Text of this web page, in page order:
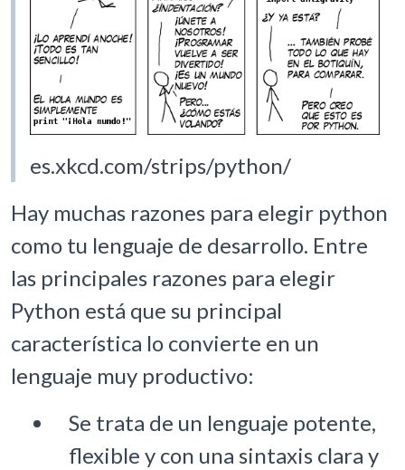
es.xkcd.com/strips/python/
Hay muchas razones para elegir python
como tu lenguaje de desarrollo. Entre
las principales razones para elegir
Python está que su principal
característica lo convierte en un
lenguaje muy productivo:
Se trata de un lenguaje potente,
flexible y con una sintaxis clara y